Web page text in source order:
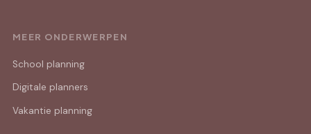
MEER ONDERWERPEN
School planning
Digitale planners
Vakantie planning